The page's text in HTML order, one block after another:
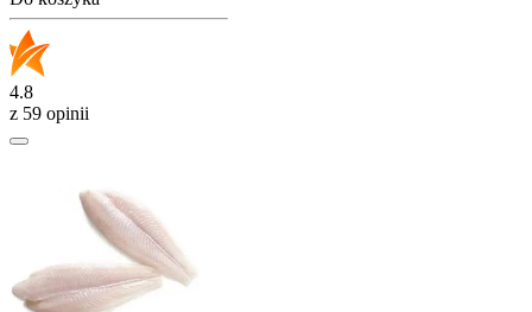
4.8
z 59 opinii